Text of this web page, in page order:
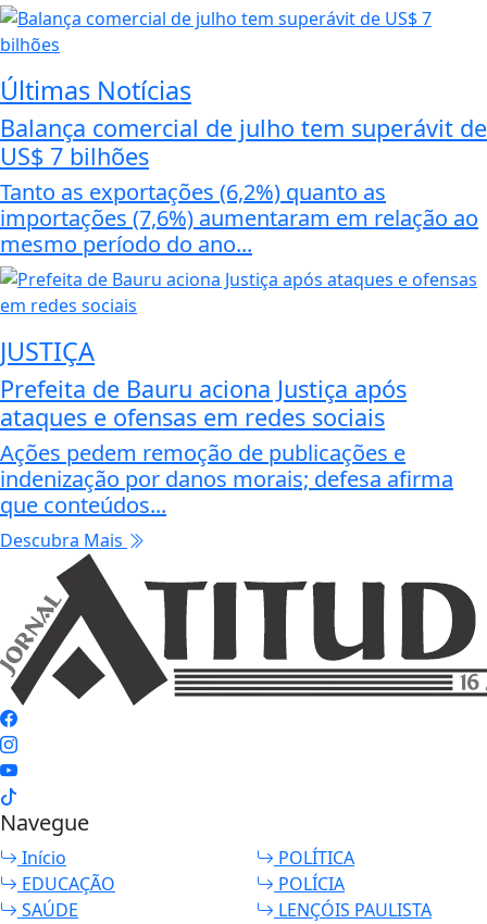
Últimas Notícias
Balança comercial de julho tem superávit de
US$ 7 bilhões
Tanto as exportações (6,2%) quanto as
importações (7,6%) aumentaram em relação ao
mesmo período do ano...
JUSTIÇA
Prefeita de Bauru aciona Justiça após
ataques e ofensas em redes sociais
Ações pedem remoção de publicações e
indenização por danos morais; defesa afirma
que conteúdos...
Descubra Mais
Navegue
Início
POLÍTICA
EDUCAÇÃO
POLÍCIA
SAÚDE
LENÇÓIS PAULISTA